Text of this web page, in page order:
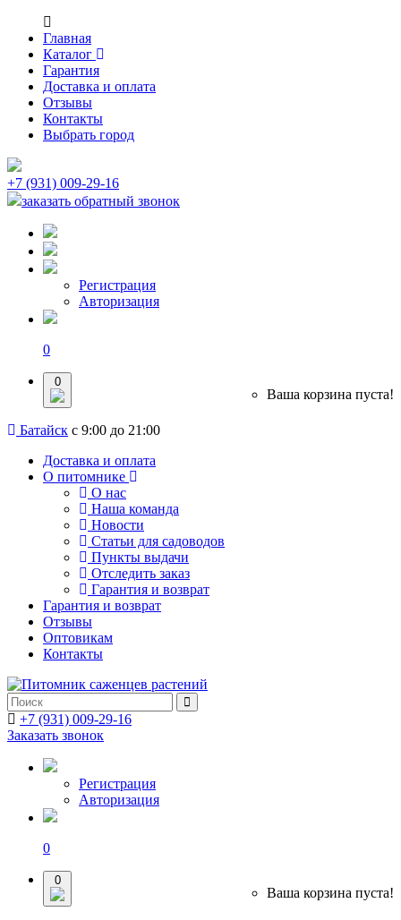
Главная
Каталог
Гарантия
Доставка и оплата
Отзывы
Контакты
Выбрать город
+7 (931) 009-29-16
заказать обратный звонок
Регистрация
Авторизация
0
0
Ваша корзина пуста!
Батайск с 9:00 до 21:00
Доставка и оплата
О питомнике
О нас
Наша команда
Новости
Статьи для садоводов
Пункты выдачи
Отследить заказ
Гарантия и возврат
Гарантия и возврат
Отзывы
Оптовикам
Контакты
+7 (931) 009-29-16
Заказать звонок
Регистрация
Авторизация
0
0
Ваша корзина пуста!